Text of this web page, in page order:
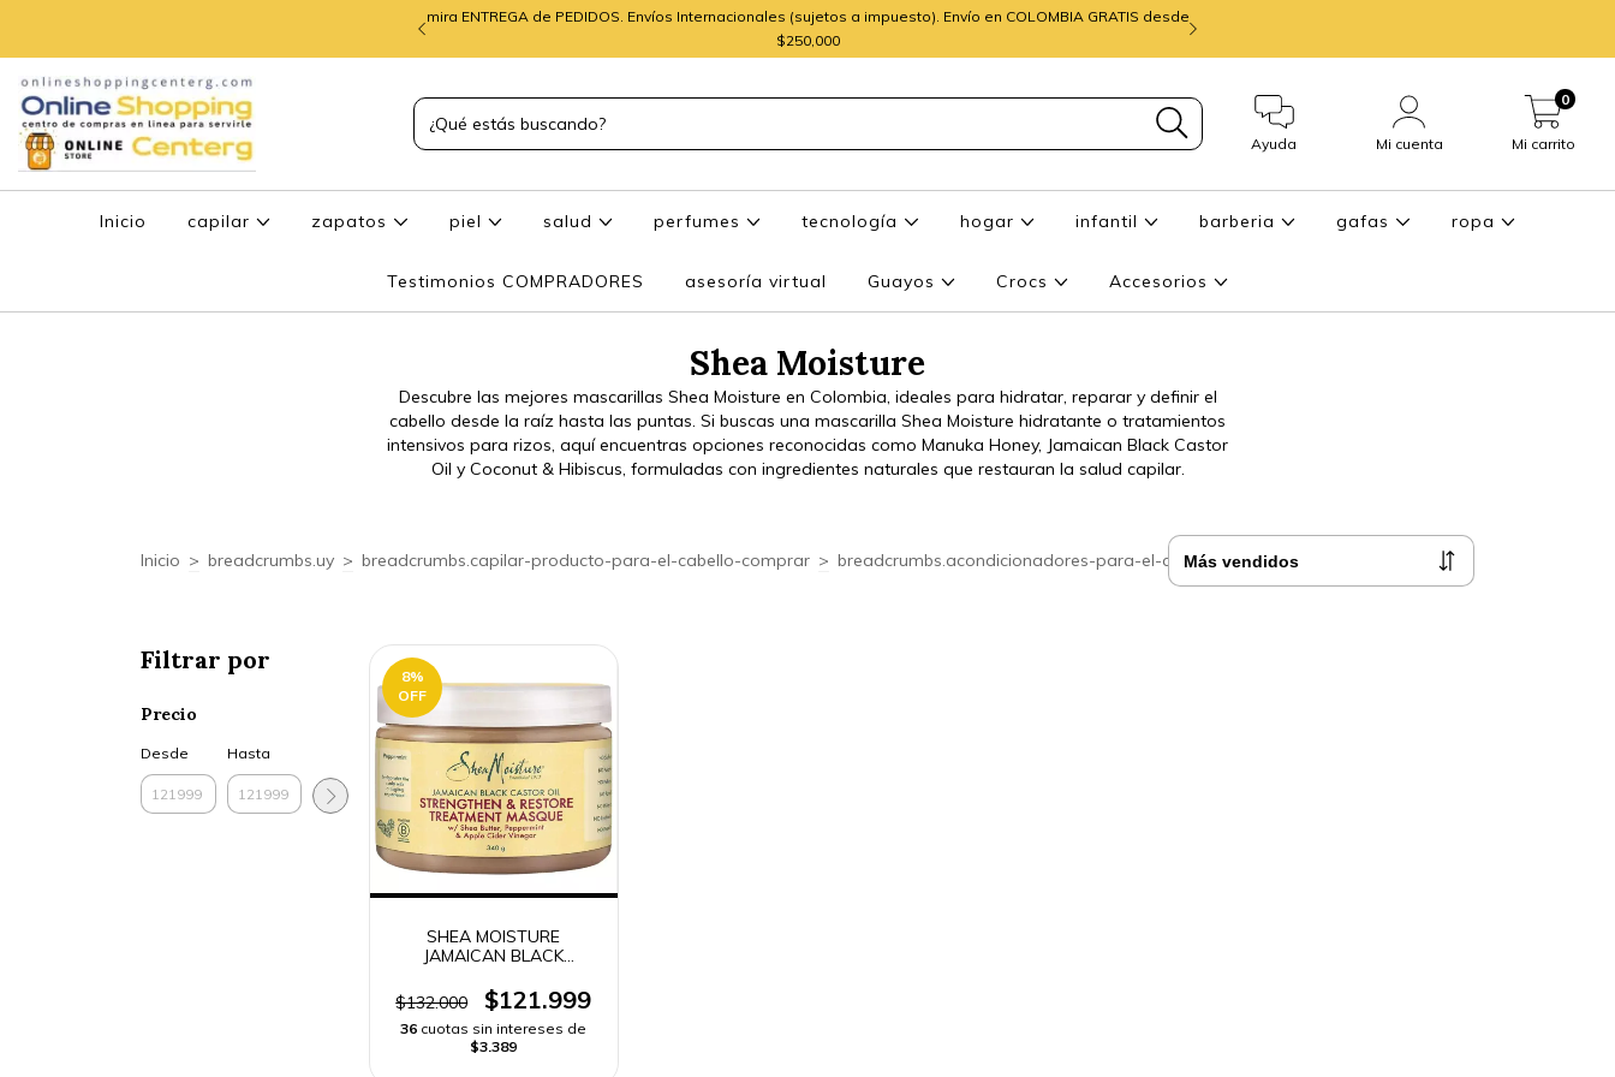
mira ENTREGA de PEDIDOS. Envíos Internacionales (sujetos a impuesto). Envío en COLOMBIA GRATIS desde
$250,000
Ayuda Mi cuenta Mi carrito
0
Inicio capilar zapatos piel salud perfumes tecnología hogar infantil barberia gafas ropa
Testimonios COMPRADORES asesoría virtual Guayos Crocs Accesorios
Shea Moisture
Descubre las mejores mascarillas Shea Moisture en Colombia, ideales para hidratar, reparar y definir el
cabello desde la raíz hasta las puntas. Si buscas una mascarilla Shea Moisture hidratante o tratamientos
intensivos para rizos, aquí encuentras opciones reconocidas como Manuka Honey, Jamaican Black Castor
Oil y Coconut & Hibiscus, formuladas con ingredientes naturales que restauran la salud capilar.
Inicio > breadcrumbs.uy > breadcrumbs.capilar-producto-para-el-cabello-comprar > breadcrumbs.acondicionadores-para-el-cabello-comprar
Filtrar por
Precio
Desde Hasta
8%
OFF
SHEA MOISTURE
JAMAICAN BLACK
-
$132.000 $121.999
36 cuotas sin intereses de
$3.389